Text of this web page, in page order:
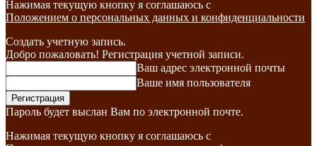
Нажимая текущую кнопку я соглашаюсь с
Положением о персональных данных и конфиденциальности
Создать учетную запись.
Добро пожаловать! Регистрация учетной записи.
Ваш адрес электронной почты
Ваше имя пользователя
Пароль будет выслан Вам по электронной почте.
Нажимая текущую кнопку я соглашаюсь с